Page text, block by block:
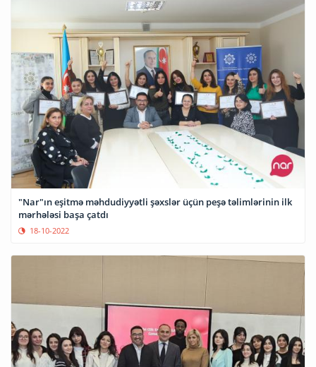
"Nar"ın eşitmə məhdudiyyətli şəxslər üçün peşə təlimlərinin ilk
mərhələsi başa çatdı
18-10-2022